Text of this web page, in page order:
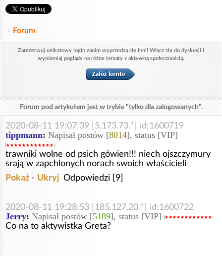
Forum
Zarezerwuj unikatowy login zanim wyprzedzą cię inni! Włącz się do dyskusji i
wymieniaj poglądy na różne tematy z aktywną społecznością.
Forum pod artykułem jest w trybie "tylko dla zalogowanych".
2020-08-11 19:07:39 [5.173.73.*] id:1600719
tippmann: Napisał postów [8014], status [VIP]
trawniki wolne od psich gówien!!! niech ojszczymury
srają w zapchlonych norach swoich właścicieli
Pokaż - Ukryj Odpowiedzi [9]
2020-08-11 19:28:53 [185.127.20.*] id:1600722
Jerry: Napisał postów [5189], status [VIP]
Co na to aktywistka Greta?